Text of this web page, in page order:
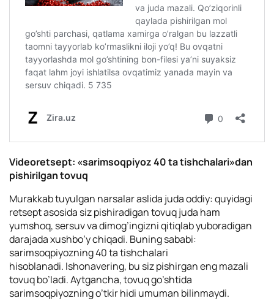
Videoretsept: «sarimsoqpiyoz 40 ta tishchalari»dan
pishirilgan tovuq
Murakkab tuyulgan narsalar aslida juda oddiy: quyidagi
retsept asosida siz pishiradigan tovuq juda ham
yumshoq, sersuv va dimog’ingizni qitiqlab yuboradigan
darajada xushbo’y chiqadi. Buning sababi:
sarimsoqpiyozning 40 ta tishchalari
hisoblanadi. Ishonavering, bu siz pishirgan eng mazali
tovuq bo’ladi. Aytgancha, tovuq go’shtida
sarimsoqpiyozning o’tkir hidi umuman bilinmaydi.